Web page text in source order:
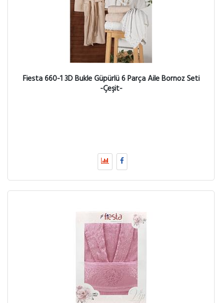
Fiesta 660-1 3D Bukle Güpürlü 6 Parça Aile Bornoz Seti
-Çeşit-